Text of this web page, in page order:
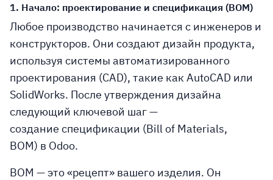
1. Начало: проектирование и спецификация (BOM)
Любое производство начинается с инженеров и
конструкторов. Они создают дизайн продукта,
используя системы автоматизированного
проектирования (CAD), такие как AutoCAD или
SolidWorks. После утверждения дизайна
следующий ключевой шаг —
создание спецификации (Bill of Materials,
BOM) в Odoo.
BOM — это «рецепт» вашего изделия. Он